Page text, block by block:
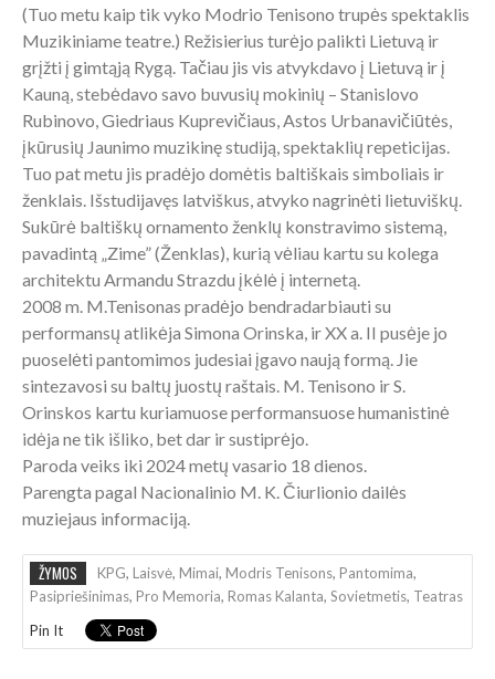
(Tuo metu kaip tik vyko Modrio Tenisono trupės spektaklis
Muzikiniame teatre.) Režisierius turėjo palikti Lietuvą ir
grįžti į gimtąją Rygą. Tačiau jis vis atvykdavo į Lietuvą ir į
Kauną, stebėdavo savo buvusių mokinių – Stanislovo
Rubinovo, Giedriaus Kuprevičiaus, Astos Urbanavičiūtės,
įkūrusių Jaunimo muzikinę studiją, spektaklių repeticijas.
Tuo pat metu jis pradėjo domėtis baltiškais simboliais ir
ženklais. Išstudijavęs latviškus, atvyko nagrinėti lietuviškų.
Sukūrė baltiškų ornamento ženklų konstravimo sistemą,
pavadintą „Zime” (Ženklas), kurią vėliau kartu su kolega
architektu Armandu Strazdu įkėlė į internetą.
2008 m. M.Tenisonas pradėjo bendradarbiauti su
performansų atlikėja Simona Orinska, ir XX a. II pusėje jo
puoselėti pantomimos judesiai įgavo naują formą. Jie
sintezavosi su baltų juostų raštais. M. Tenisono ir S.
Orinskos kartu kuriamuose performansuose humanistinė
idėja ne tik išliko, bet dar ir sustiprėjo.
Paroda veiks iki 2024 metų vasario 18 dienos.
Parengta pagal Nacionalinio M. K. Čiurlionio dailės
muziejaus informaciją.
ŽYMOS KPG, Laisvė, Mimai, Modris Tenisons, Pantomima,
Pasipriešinimas, Pro Memoria, Romas Kalanta, Sovietmetis, Teatras
Pin It